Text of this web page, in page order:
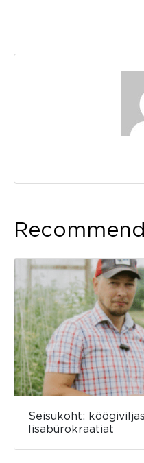
Seisukoht:
lisabürokraatiat